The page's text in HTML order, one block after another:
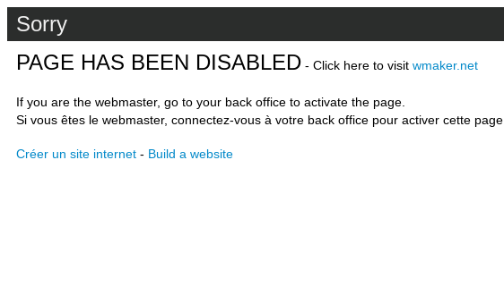
Sorry
PAGE HAS BEEN DISABLED - Click here to visit wmaker.net
If you are the webmaster, go to your back office to activate the page.
Si vous êtes le webmaster, connectez-vous à votre back office pour activer cette page.
Créer un site internet - Build a website